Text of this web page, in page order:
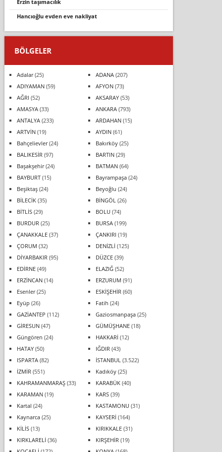
erzi̇n taşimacilik
hancioğlu evden eve nakli̇yat
BÖLGELER
Adalar(25) ADANA(207)
ADIYAMAN(59) AFYON(73)
AĞRI (52) AKSARAY(53)
AMASYA(33) ANKARA(793)
ANTALYA(233) ARDAHAN(15)
ARTVİN(19) AYDIN(61)
Bahçelievler(24) Bakırköy(25)
BALIKESİR (97) BARTIN(29)
Başakşehir(24) BATMAN(64)
BAYBURT(15) Bayrampaşa(24)
Beşiktaş(24) Beyoğlu (24)
BİLECİK(35) BİNGÖL (26)
BİTLİS(29) BOLU (74)
BURDUR (25) BURSA(199)
ÇANAKKALE(37) ÇANKIRI (19)
ÇORUM (32) DENİZLİ (125)
DİYARBAKIR (95) DÜZCE(39)
EDİRNE(49) ELAZIĞ(52)
ERZİNCAN(14) ERZURUM (91)
Esenler(25) ESKİŞEHİR (60)
Eyüp (26) Fatih (24)
GAZİANTEP (112) Gaziosmanpaşa(25)
GİRESUN(47) GÜMÜŞHANE(18)
Güngören (24) HAKKARİ (12)
HATAY(50) IĞDIR (43)
ISPARTA(82) İSTANBUL (3.522)
İZMİR (551) Kadıköy(25)
KAHRAMANMARAŞ(33) KARABÜK(40)
KARAMAN(19) KARS(39)
Kartal (24) KASTAMONU (31)
Kaynarca(25) KAYSERİ (164)
KİLİS(13) KIRIKKALE(31)
KIRKLARELİ (36) KIRŞEHİR (19)